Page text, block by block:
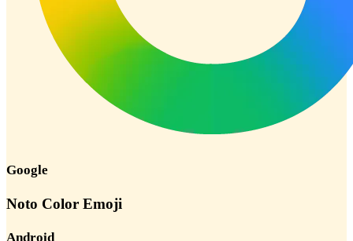
Google
Noto Color Emoji
Android